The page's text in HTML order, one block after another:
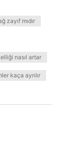
zayıf mıdır
nasıl artar
kaça ayrılır